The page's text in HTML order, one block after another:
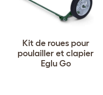
Kit de roues pour
poulailler et clapier
Eglu Go